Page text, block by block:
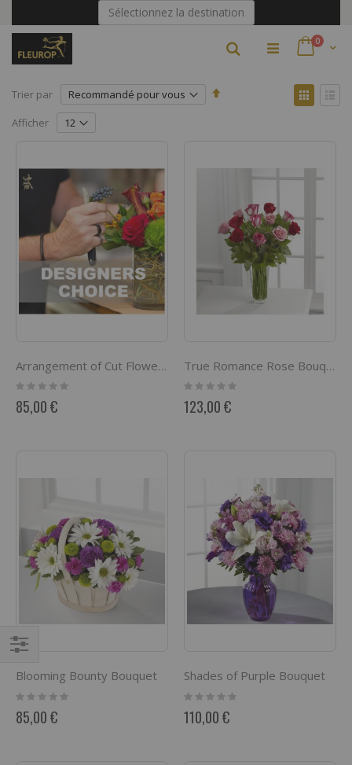
contenu
Sélectionnez la destination
0articles
Rechercher
Trier par
Par
Afficher
Arrangement of Cut Flowers
Rating:
0%
85,00 €
True Romance Rose Bouquet
Rating:
0%
123,00 €
Blooming Bounty Bouquet
Rating:
0%
85,00 €
Shades of Purple Bouquet
Rating:
0%
110,00 €